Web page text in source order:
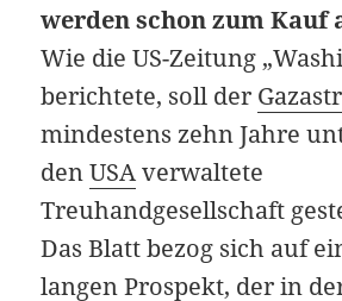
werden schon zum Kauf
Wie die US-Zeitung
berichtete, soll der
mindestens zehn Jahre
denUSAverwaltete
Treuhandgesellschaft
Das Blatt bezog sich auf
langen Prospekt, der in